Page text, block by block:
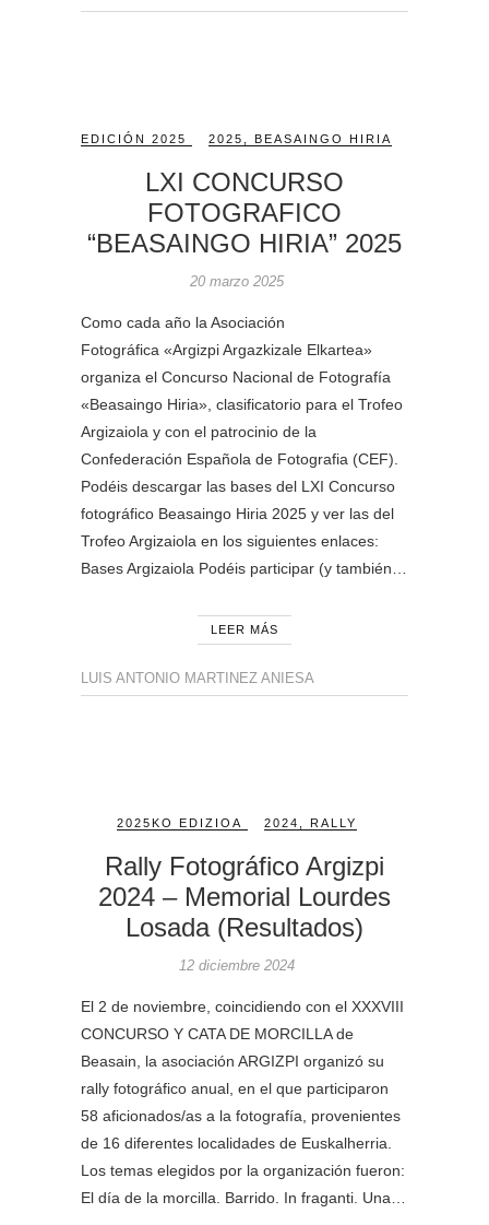
EDICIÓN 2025 2025 BEASAINGO HIRIA
LXI CONCURSO
FOTOGRAFICO
“BEASAINGO HIRIA” 2025
20 marzo 2025
Como cada año la Asociación
Fotográfica «Argizpi Argazkizale Elkartea»
organiza el Concurso Nacional de Fotografía
«Beasaingo Hiria», clasificatorio para el Trofeo
Argizaiola y con el patrocinio de la
Confederación Española de Fotografia (CEF).
Podéis descargar las bases del LXI Concurso
fotográfico Beasaingo Hiria 2025 y ver las del
Trofeo Argizaiola en los siguientes enlaces:
Bases Argizaiola Podéis participar (y también…
LEER MÁS
LUIS ANTONIO MARTINEZ ANIESA
2025KO EDIZIOA 2024 RALLY
Rally Fotográfico Argizpi
2024 – Memorial Lourdes
Losada (Resultados)
12 diciembre 2024
El 2 de noviembre, coincidiendo con el XXXVIII
CONCURSO Y CATA DE MORCILLA de
Beasain, la asociación ARGIZPI organizó su
rally fotográfico anual, en el que participaron
58 aficionados/as a la fotografía, provenientes
de 16 diferentes localidades de Euskalherria.
Los temas elegidos por la organización fueron:
El día de la morcilla. Barrido. In fraganti. Una…